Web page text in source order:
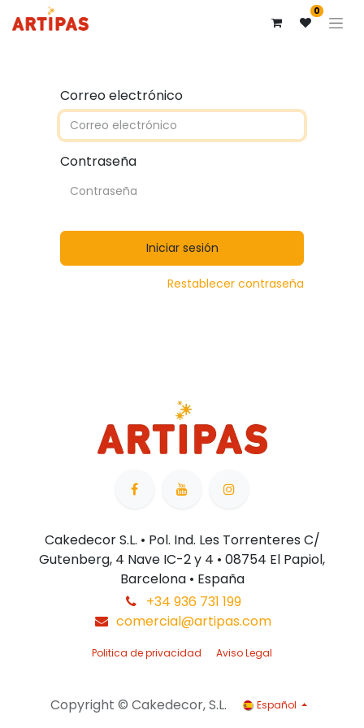
0
Correo electrónico
Contraseña
Iniciar sesión
Restablecer contraseña
Cakedecor S.L. • Pol. Ind. Les Torrenteres C/
Gutenberg, 4 Nave IC-2 y 4 • 08754 El Papiol,
Barcelona • España
+34 936 731 199
comercial@artipas.com
Politica de privacidad Aviso Legal
Copyright © Cakedecor, S.L. Español